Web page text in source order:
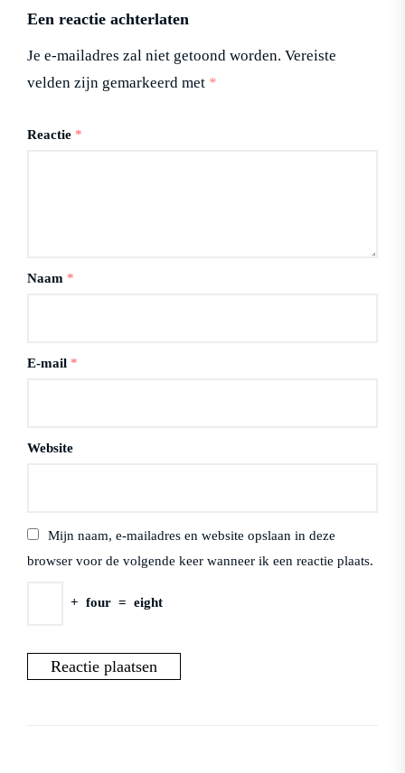
Een reactie achterlaten
Je e-mailadres zal niet getoond worden. Vereiste
velden zijn gemarkeerd met *
Reactie *
Naam *
E-mail *
Website
Mijn naam, e-mailadres en website opslaan in deze
browser voor de volgende keer wanneer ik een reactie plaats.
+ four = eight